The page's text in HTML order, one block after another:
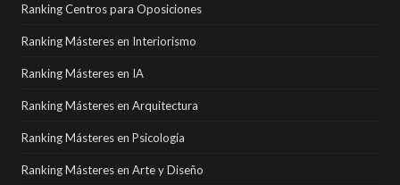
Ranking Centros para Oposiciones
Ranking Másteres en Interiorismo
Ranking Másteres en IA
Ranking Másteres en Arquitectura
Ranking Másteres en Psicología
Ranking Másteres en Arte y Diseño